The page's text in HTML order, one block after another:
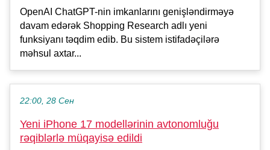
OpenAI ChatGPT-nin imkanlarını genişləndirməyə
davam edərək Shopping Research adlı yeni
funksiyanı təqdim edib. Bu sistem istifadəçilərə
məhsul axtar...
22:00, 28 Сен
Yeni iPhone 17 modellərinin avtonomluğu
rəqiblərlə müqayisə edildi